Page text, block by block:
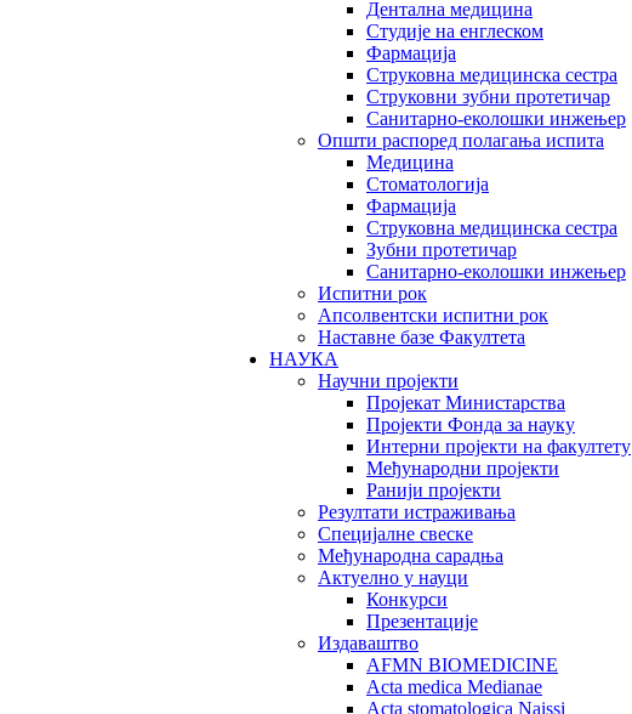
Дентална медицина
Студије на енглеском
Фармација
Струковна медицинска сестра
Струковни зубни протетичар
Санитарно-еколошки инжењер
Општи распоред полагања испита
Медицина
Стоматологија
Фармација
Струковна медицинска сестра
Зубни протетичар
Санитарно-еколошки инжењер
Испитни рок
Апсолвентски испитни рок
Наставне базе Факултета
НАУКА
Научни пројекти
Пројекат Министарства
Пројекти Фонда за науку
Интерни пројекти на факултету
Међународни пројекти
Ранији пројекти
Резултати истраживања
Специјалне свеске
Међународна сарадња
Актуелно у науци
Конкурси
Презентације
Издаваштво
AFMN BIOMEDICINE
Acta medica Medianae
Acta stomatologica Naissi